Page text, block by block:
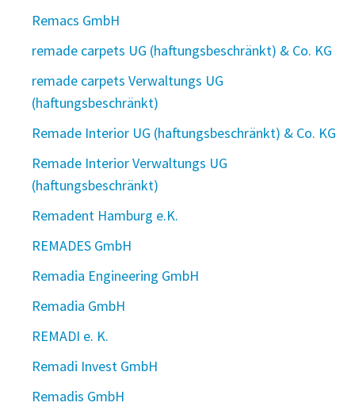
Remacs GmbH
remade carpets UG (haftungsbeschränkt) & Co. KG
remade carpets Verwaltungs UG
(haftungsbeschränkt)
Remade Interior UG (haftungsbeschränkt) & Co. KG
Remade Interior Verwaltungs UG
(haftungsbeschränkt)
Remadent Hamburg e.K.
REMADES GmbH
Remadia Engineering GmbH
Remadia GmbH
REMADI e. K.
Remadi Invest GmbH
Remadis GmbH